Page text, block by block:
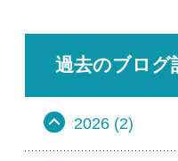
過去のブログ
2026 (2)